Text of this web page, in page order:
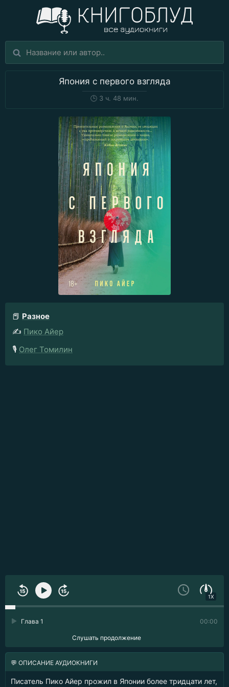
Япония с первого взгляда
🕒 3 ч. 48 мин.
📕 Разное
✍️ Пико Айер
🎙️ Олег Томилин
1X
00:00
Глава 1
Слушать продолжение
💬 ОПИСАНИЕ АУДИОКНИГИ
Писатель Пико Айер прожил в Японии более тридцати лет,